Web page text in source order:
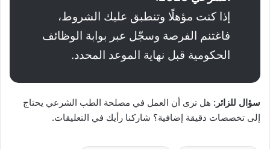
إذا كنت مؤهلًا وتنطبق عليك الشروط،
فاغتنم الفرصة وسجّل عبر بوابة الوظائف
الحكومية قبل نهاية الموعد المحدد.
سؤال للزائر: هل ترى أن العمل في مصلحة الطب الشرعي يحتاج
إلى تخصصات دقيقة إضافية؟ شاركنا رأيك في التعليقات.